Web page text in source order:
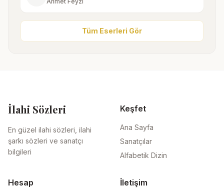
Tüm Eserleri Gör
İlahi Sözleri
En güzel ilahi sözleri, ilahi
şarkı sözleri ve sanatçı
bilgileri
Keşfet
Ana Sayfa
Sanatçılar
Alfabetik Dizin
Hesap İletişim